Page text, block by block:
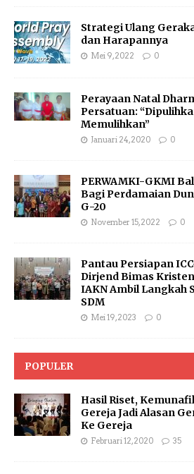
Strategi Ulang
dan Harapannya
Mei 9, 2022 0
Perayaan Natal
Persatuan:
Memulihkan”
Januari 24, 2020 0
PERWAMKI-GKMI
Bagi Perdamaian
G-20
November 15, 2022 0
Pantau Persiapan
Dirjend Bimas
IAKN Ambil Langkah
SDM
Mei 19, 2023 0
POPULER
Hasil Riset,
Gereja Jadi Alasan
Ke Gereja
Februari 12, 2020 35